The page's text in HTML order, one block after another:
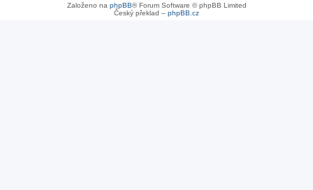
Založeno na phpBB® Forum Software © phpBB Limited
Český překlad – phpBB.cz